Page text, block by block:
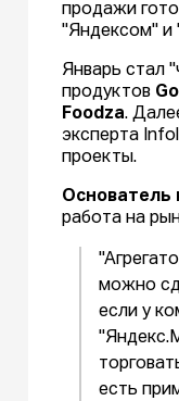
продажи
"Яндексом" и
Январь стал
продуктов
Foodza.
эксперта
проекты.
Основатель
работа на
можно
если у
есть